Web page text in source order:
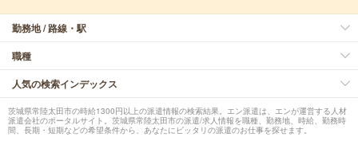
勤務地 / 路線・駅
職種
人気の検索インデックス
茨城県常陸太田市の時給1300円以上の派遣情報の検索結果。エン派遣は、エンが運営する人材
派遣会社のポータルサイト。茨城県常陸太田市の派遣/求人情報を職種、勤務地、時給、勤務時
間、長期・短期などの希望条件から、あなたにピッタリの派遣のお仕事を探せます。